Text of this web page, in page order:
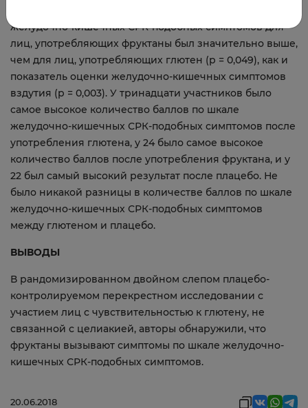
желудочно-кишечных СРК-подобных симптомов для
лиц, употребляющих фруктаны был значительно выше,
чем для лиц, употребляющих глютен (р = 0,049), как и
показатель оценки желудочно-кишечных симптомов
вздутия (р = 0,003). У тринадцати участников было
самое высокое количество баллов по шкале
желудочно-кишечных СРК-подобных симптомов после
употребления глютена, у 24 было самое высокое
количество баллов после употребления фруктана, и у
22 был самый высокий результат после плацебо. Не
было никакой разницы в количестве баллов по шкале
желудочно-кишечных СРК-подобных симптомов
между глютеном и плацебо.
ВЫВОДЫ
В рандомизированном двойном слепом плацебо-
контролируемом перекрестном исследовании с
участием лиц с чувствительностью к глютену, не
связанной с целиакией, авторы обнаружили, что
фруктаны вызывают симптомы по шкале желудочно-
кишечных СРК-подобных симптомов.
20.06.2018